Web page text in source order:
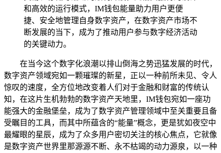
和高效的运行模式，IM钱包能量助力用户更便
捷、安全地管理自身数字资产，在数字资产市场不
断发展的当下，成为了推动用户参与数字经济活动
的关键动力。
在当今这个数字化浪潮以排山倒海之势迅猛发展的时代，
数字资产领域宛如一颗璀璨的新星，正以一种前所未见、令人
惊叹的速度，全方位地改变着人们对于金融和财富的传统认
知，在这片生机勃勃的数字资产天地里，IM钱包宛如一座功
能强大的金融堡垒，成为了数字资产管理领域中至关重要且备
受瞩目的工具，而其中所蕴含的“能量”概念，更是犹如夜空中
最耀眼的星辰，成为了众多用户密切关注的核心焦点，它就像
是数字资产世界里那源源不断、永不枯竭的动力源泉，以一种